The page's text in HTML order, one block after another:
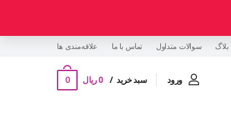
بلاگ سوالات متداول تماس با ما ‌علاقه‌مندی ها
ورود سبد خرید 0 ریال 0